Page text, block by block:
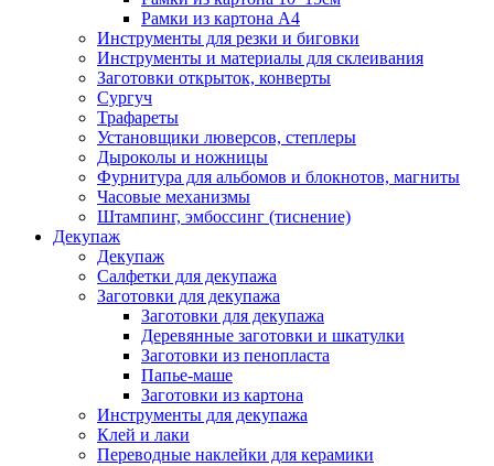
Рамки из картона А4
Инструменты для резки и биговки
Инструменты и материалы для склеивания
Заготовки открыток, конверты
Сургуч
Трафареты
Установщики люверсов, степлеры
Дыроколы и ножницы
Фурнитура для альбомов и блокнотов, магниты
Часовые механизмы
Штампинг, эмбоссинг (тиснение)
Декупаж
Декупаж
Салфетки для декупажа
Заготовки для декупажа
Заготовки для декупажа
Деревянные заготовки и шкатулки
Заготовки из пенопласта
Папье-маше
Заготовки из картона
Инструменты для декупажа
Клей и лаки
Переводные наклейки для керамики